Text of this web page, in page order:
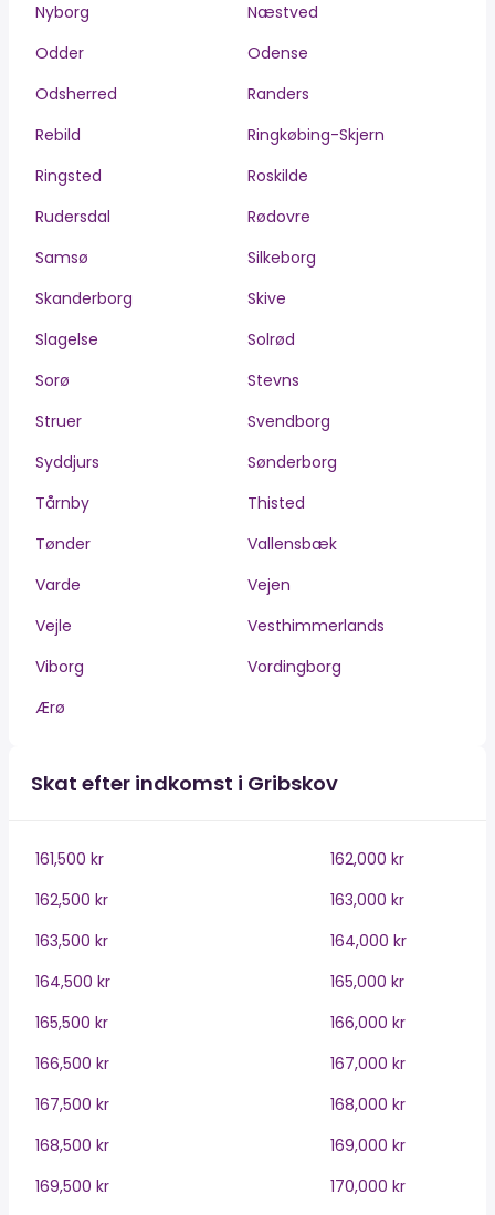
Nyborg
Næstved
Odder
Odense
Odsherred
Randers
Rebild
Ringkøbing-Skjern
Ringsted
Roskilde
Rudersdal
Rødovre
Samsø
Silkeborg
Skanderborg
Skive
Slagelse
Solrød
Sorø
Stevns
Struer
Svendborg
Syddjurs
Sønderborg
Tårnby
Thisted
Tønder
Vallensbæk
Varde
Vejen
Vejle
Vesthimmerlands
Viborg
Vordingborg
Ærø
Skat efter indkomst i Gribskov
161,500 kr
162,000 kr
162,500 kr
163,000 kr
163,500 kr
164,000 kr
164,500 kr
165,000 kr
165,500 kr
166,000 kr
166,500 kr
167,000 kr
167,500 kr
168,000 kr
168,500 kr
169,000 kr
169,500 kr
170,000 kr